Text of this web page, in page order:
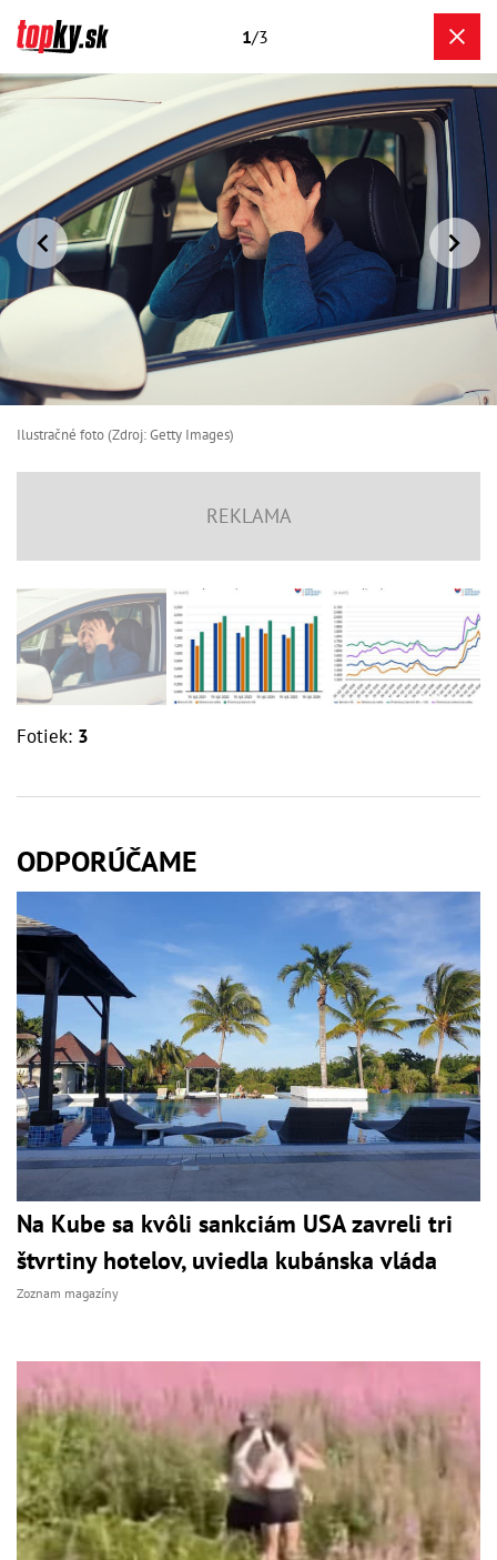
1/3
Ilustračné foto (Zdroj: Getty Images)
Fotiek: 3
ODPORÚČAME
Na Kube sa kvôli sankciám USA zavreli tri
štvrtiny hotelov, uviedla kubánska vláda
Zoznam magazíny